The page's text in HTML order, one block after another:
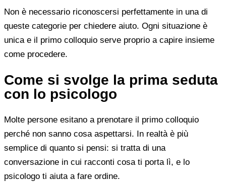
Non è necessario riconoscersi perfettamente in una di
queste categorie per chiedere aiuto. Ogni situazione è
unica e il primo colloquio serve proprio a capire insieme
come procedere.
Come si svolge la prima seduta
con lo psicologo
Molte persone esitano a prenotare il primo colloquio
perché non sanno cosa aspettarsi. In realtà è più
semplice di quanto si pensi: si tratta di una
conversazione in cui racconti cosa ti porta lì, e lo
psicologo ti aiuta a fare ordine.